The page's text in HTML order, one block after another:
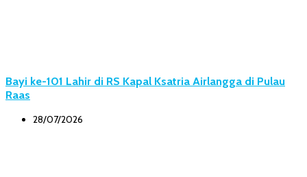
Bayi ke-101 Lahir di RS Kapal Ksatria Airlangga di Pulau
Raas
28/07/2026